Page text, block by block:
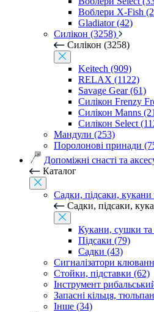
Воблери X-Fish
Gladiator (42)
Силікон (3258)
Силікон (3258)
Keitech (909)
RELAX (1122)
Savage Gear (61)
Силікон Frenzy
Силікон Manns
Силікон Select
Мандули (253)
Поролонові принади
Допоміжні снасті та
Каталог
Садки, підсаки, кукани
Садки, підсаки,
Кукани, сушки та
Підсаки (79)
Садки (43)
Сигналізатори
Стойки, підставки (62)
Інструмент
Запасні кільця,
Інше (34)